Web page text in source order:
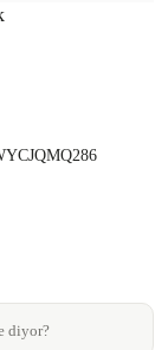
diyor?